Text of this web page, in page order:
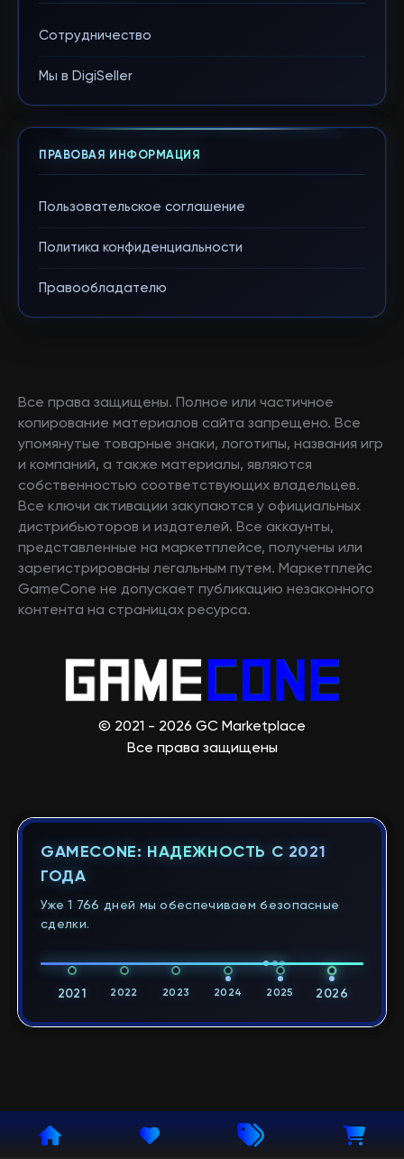
Сотрудничество
Мы в DigiSeller
ПРАВОВАЯ ИНФОРМАЦИЯ
Пользовательское соглашение
Политика конфиденциальности
Правообладателю
Все права защищены. Полное или частичное
копирование материалов сайта запрещено. Все
упомянутые товарные знаки, логотипы, названия игр
и компаний, а также материалы, являются
собственностью соответствующих владельцев.
Все ключи активации закупаются у официальных
дистрибьюторов и издателей. Все аккаунты,
представленные на маркетплейсе, получены или
зарегистрированы легальным путем. Маркетплейс
GameCone не допускает публикацию незаконного
контента на страницах ресурса.
© 2021 - 2026 GC Marketplace
Все права защищены
GAMECONE: НАДЕЖНОСТЬ С 2021
ГОДА
Уже 1 766 дней мы обеспечиваем безопасные
сделки.
2021 2022 2023 2024 2025 2026